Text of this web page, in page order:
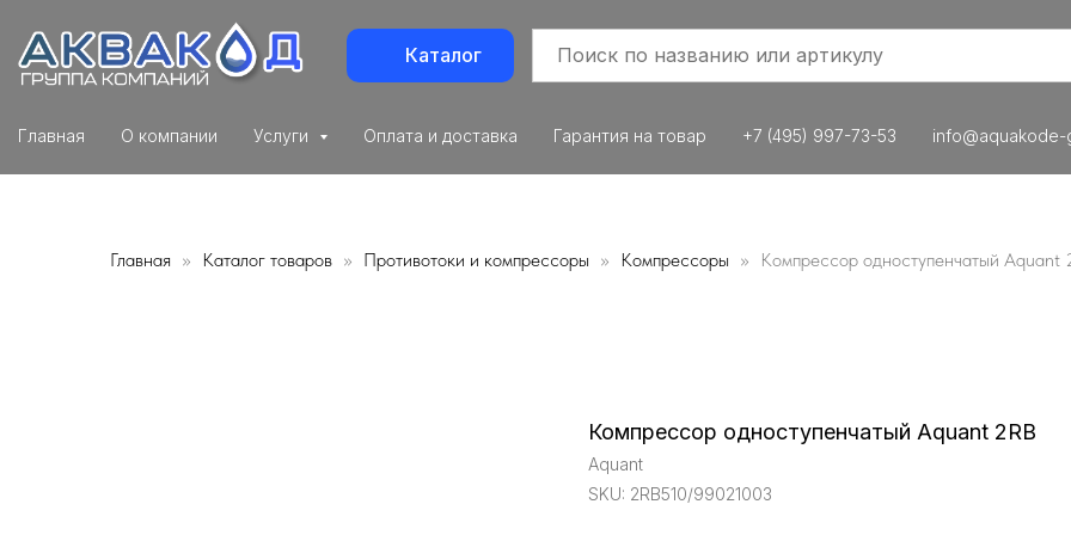
Каталог
Главная О компании Услуги Оплата и доставка Гарантия на товар +7 (495) 997-73-53 info@aquakode-
Главная Каталог товаров Противотоки и компрессоры Компрессоры Компрессор одноступенчатый Aquant
Компрессор одноступенчатый Aquant 2RB
Aquant
SKU: 2RB510/99021003